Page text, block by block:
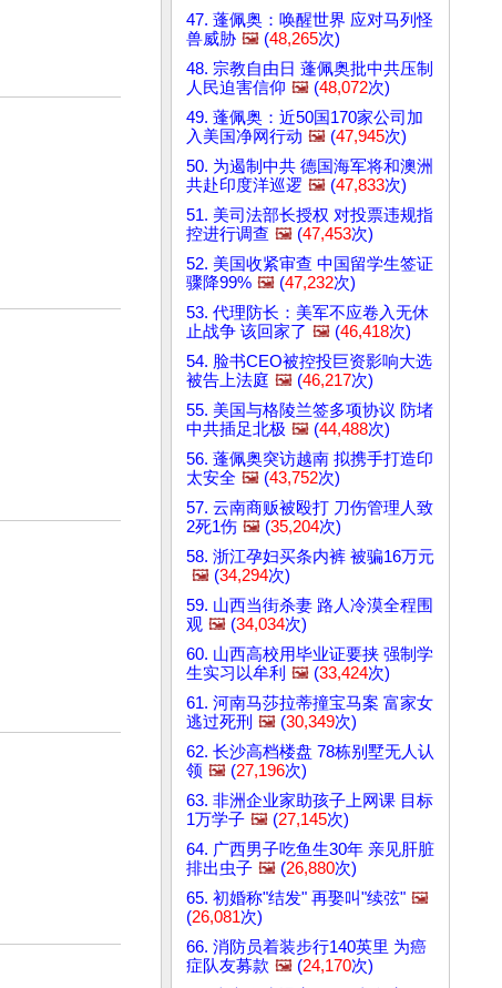
47. 蓬佩奥：唤醒世界 应对马列怪
兽威胁 🖼️ (48,265次)
48. 宗教自由日 蓬佩奥批中共压制
人民迫害信仰 🖼️ (48,072次)
49. 蓬佩奥：近50国170家公司加
入美国净网行动 🖼️ (47,945次)
50. 为遏制中共 德国海军将和澳洲
共赴印度洋巡逻 🖼️ (47,833次)
51. 美司法部长授权 对投票违规指
控进行调查 🖼️ (47,453次)
52. 美国收紧审查 中国留学生签证
骤降99% 🖼️ (47,232次)
53. 代理防长：美军不应卷入无休
止战争 该回家了 🖼️ (46,418次)
54. 脸书CEO被控投巨资影响大选
被告上法庭 🖼️ (46,217次)
55. 美国与格陵兰签多项协议 防堵
中共插足北极 🖼️ (44,488次)
56. 蓬佩奥突访越南 拟携手打造印
太安全 🖼️ (43,752次)
57. 云南商贩被殴打 刀伤管理人致
2死1伤 🖼️ (35,204次)
58. 浙江孕妇买条内裤 被骗16万元
🖼️ (34,294次)
59. 山西当街杀妻 路人冷漠全程围
观 🖼️ (34,034次)
60. 山西高校用毕业证要挟 强制学
生实习以牟利 🖼️ (33,424次)
61. 河南马莎拉蒂撞宝马案 富家女
逃过死刑 🖼️ (30,349次)
62. 长沙高档楼盘 78栋别墅无人认
领 🖼️ (27,196次)
63. 非洲企业家助孩子上网课 目标
1万学子 🖼️ (27,145次)
64. 广西男子吃鱼生30年 亲见肝脏
排出虫子 🖼️ (26,880次)
65. 初婚称"结发" 再娶叫"续弦" 🖼️
(26,081次)
66. 消防员着装步行140英里 为癌
症队友募款 🖼️ (24,170次)